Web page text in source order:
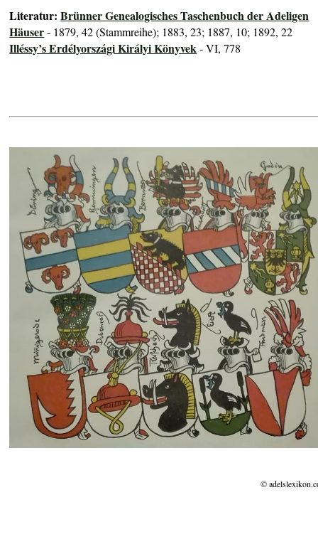
Literatur:Brünner Genealogisches Taschenbuch der Adeligen
Häuser- 1879, 42 (Stammreihe); 1883, 23; 1887, 10; 1892, 22
Illéssy’s Erdélyországi Királyi Könyvek - VI, 778
©